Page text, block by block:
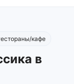
кафе
в